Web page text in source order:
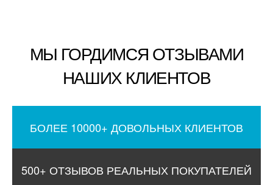
МЫ ГОРДИМСЯ ОТЗЫВАМИ
НАШИХ КЛИЕНТОВ
БОЛЕЕ 10000+ ДОВОЛЬНЫХ КЛИЕНТОВ
500+ ОТЗЫВОВ РЕАЛЬНЫХ ПОКУПАТЕЛЕЙ